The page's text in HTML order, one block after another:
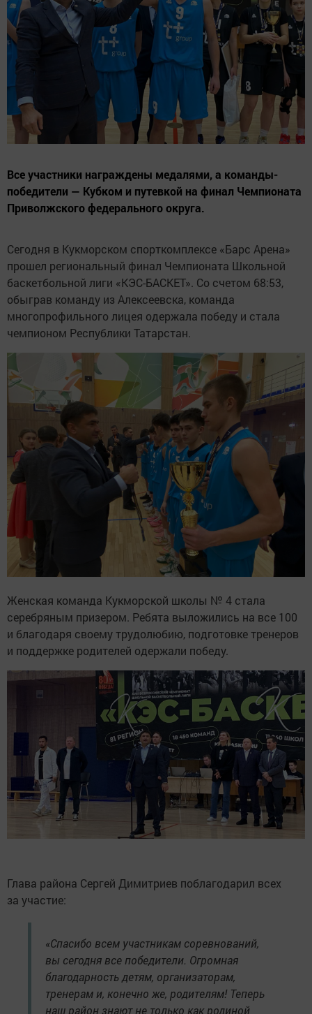
Все участники награждены медалями, а команды-
победители — Кубком и путевкой на финал Чемпионата
Приволжского федерального округа.
Сегодня в Кукморском спорткомплексе «Барс Арена»
прошел региональный финал Чемпионата Школьной
баскетбольной лиги «КЭС-БАСКЕТ». Со счетом 68:53,
обыграв команду из Алексеевска, команда
многопрофильного лицея одержала победу и стала
чемпионом Республики Татарстан.
Женская команда Кукморской школы № 4 стала
серебряным призером. Ребята выложились на все 100
и благодаря своему трудолюбию, подготовке тренеров
и поддержке родителей одержали победу.
Глава района Сергей Димитриев поблагодарил всех
за участие:
«Спасибо всем участникам соревнований,
вы сегодня все победители. Огромная
благодарность детям, организаторам,
тренерам и, конечно же, родителям! Теперь
наш район знают не только как родиной